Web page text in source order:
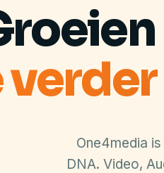
One4media
DNA. Video,